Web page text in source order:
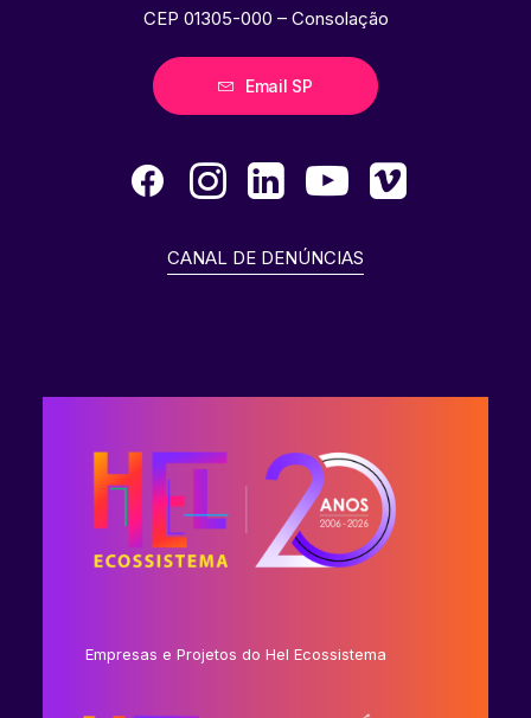
CEP 01305-000 – Consolação
Email SP
CANAL DE DENÚNCIAS
Empresas e Projetos do Hel Ecossistema